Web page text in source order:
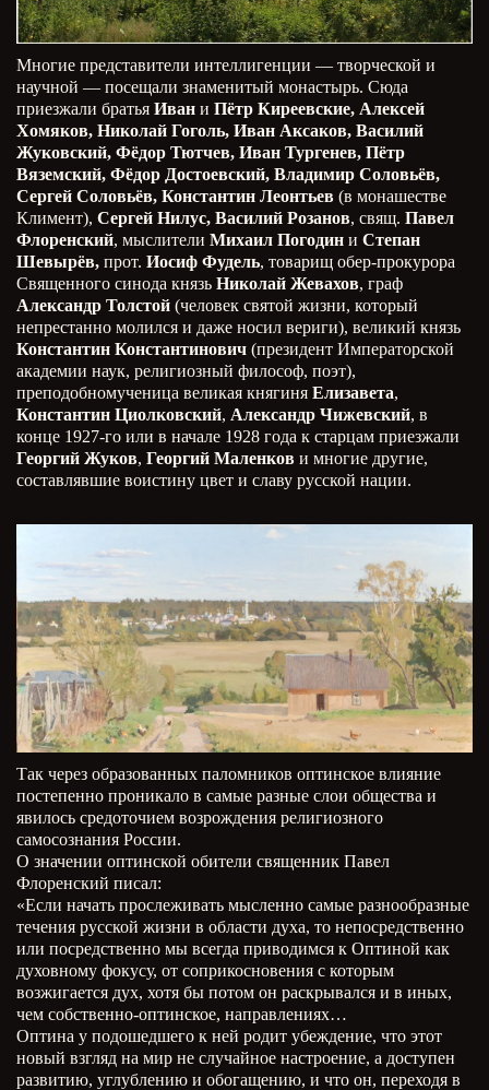
Многие представители интеллигенции — творческой и
научной — посещали знаменитый монастырь. Сюда
приезжали братья Иван и Пётр Киреевские, Алексей
Хомяков, Николай Гоголь, Иван Аксаков, Василий
Жуковский, Фёдор Тютчев, Иван Тургенев, Пётр
Вяземский, Фёдор Достоевский, Владимир Соловьёв,
Сергей Соловьёв, Константин Леонтьев (в монашестве
Климент), Сергей Нилус, Василий Розанов, свящ. Павел
Флоренский, мыслители Михаил Погодин и Степан
Шевырёв, прот. Иосиф Фудель, товарищ обер-прокурора
Священного синода князь Николай Жевахов, граф
Александр Толстой (человек святой жизни, который
непрестанно молился и даже носил вериги), великий князь
Константин Константинович (президент Императорской
академии наук, религиозный философ, поэт),
преподобномученица великая княгиня Елизавета,
Константин Циолковский, Александр Чижевский, в
конце 1927-го или в начале 1928 года к старцам приезжали
Георгий Жуков, Георгий Маленков и многие другие,
составлявшие воистину цвет и славу русской нации.
Так через образованных паломников оптинское влияние
постепенно проникало в самые разные слои общества и
явилось средоточием возрождения религиозного
самосознания России.
О значении оптинской обители священник Павел
Флоренский писал:
«Если начать прослеживать мысленно самые разнообразные
течения русской жизни в области духа, то непосредственно
или посредственно мы всегда приводимся к Оптиной как
духовному фокусу, от соприкосновения с которым
возжигается дух, хотя бы потом он раскрывался и в иных,
чем собственно-оптинское, направлениях…
Оптина у подошедшего к ней родит убеждение, что этот
новый взгляд на мир не случайное настроение, а доступен
развитию, углублению и обогащению, и что он, переходя в